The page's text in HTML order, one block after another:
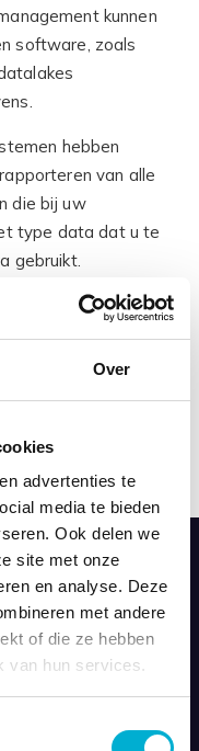
Over
advertenties te
media te bieden
Ook delen we
site met onze
en analyse. Deze
met andere
of die ze hebben
van hun services.
kunnen
software, zoals
hebben
van alle
die bij uw
type data dat u te
gebruikt.
relationele
NoSQL-
data.